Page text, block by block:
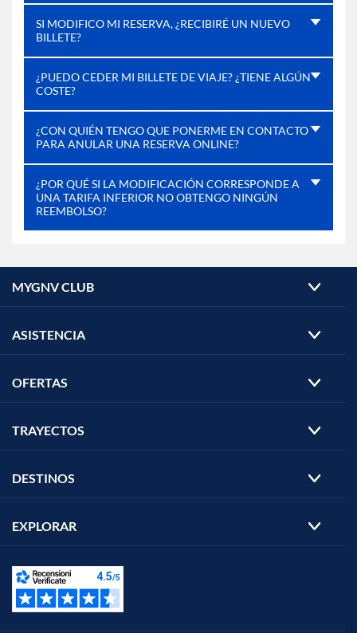
SI MODIFICO MI RESERVA, ¿RECIBIRÉ UN NUEVO
BILLETE?
¿PUEDO CEDER MI BILLETE DE VIAJE? ¿TIENE ALGÚN
COSTE?
¿CON QUIÉN TENGO QUE PONERME EN CONTACTO
PARA ANULAR UNA RESERVA ONLINE?
¿POR QUÉ SI LA MODIFICACIÓN CORRESPONDE A
UNA TARIFA INFERIOR NO OBTENGO NINGÚN
REEMBOLSO?
MYGNV CLUB
ASISTENCIA
OFERTAS
TRAYECTOS
DESTINOS
EXPLORAR